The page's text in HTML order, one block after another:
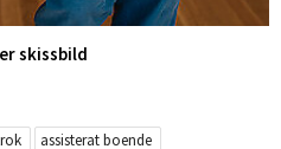
skissbild
assisterat boende